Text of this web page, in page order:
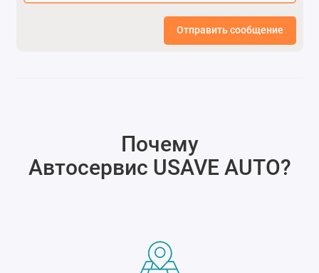
Отправить сообщение
Почему
Автосервис USAVE AUTO?